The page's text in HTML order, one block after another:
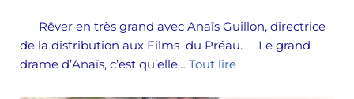
Rêver en très grand avec Anaïs Guillon, directrice
de la distribution aux Films du Préau. Le grand
drame d’Anaïs, c’est qu’elle… Tout lire